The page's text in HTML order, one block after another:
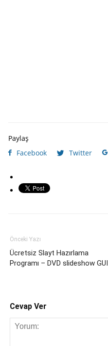
Paylaş
Facebook
Twitter
Önceki Yazı
Ücretsiz Slayt Hazırlama
Programı – DVD slideshow GUI
Cevap Ver